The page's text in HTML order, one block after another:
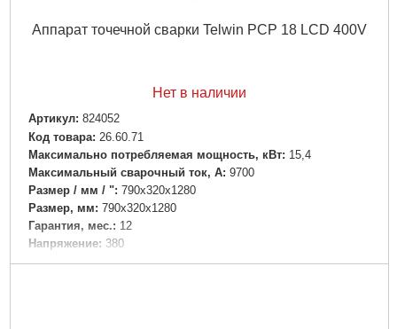
Аппарат точечной сварки Telwin PCP 18 LCD 400V
Нет в наличии
Артикул: 824052
Код товара: 26.60.71
Максимально потребляемая мощность, кВт: 15,4
Максимальный сварочный ток, А: 9700
Размер / мм / ": 790x320x1280
Размер, мм: 790x320x1280
Гарантия, мес.: 12
Напряжение: 380